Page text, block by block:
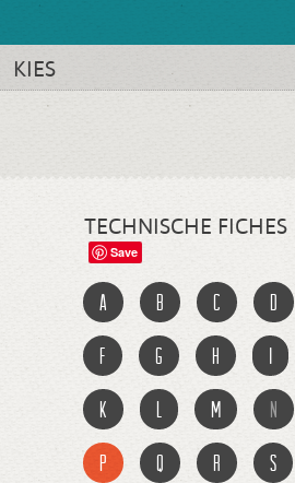
KIES
TECHNISCHE FICHES
Save
a b c d
f g h i
k l m n
p q r s